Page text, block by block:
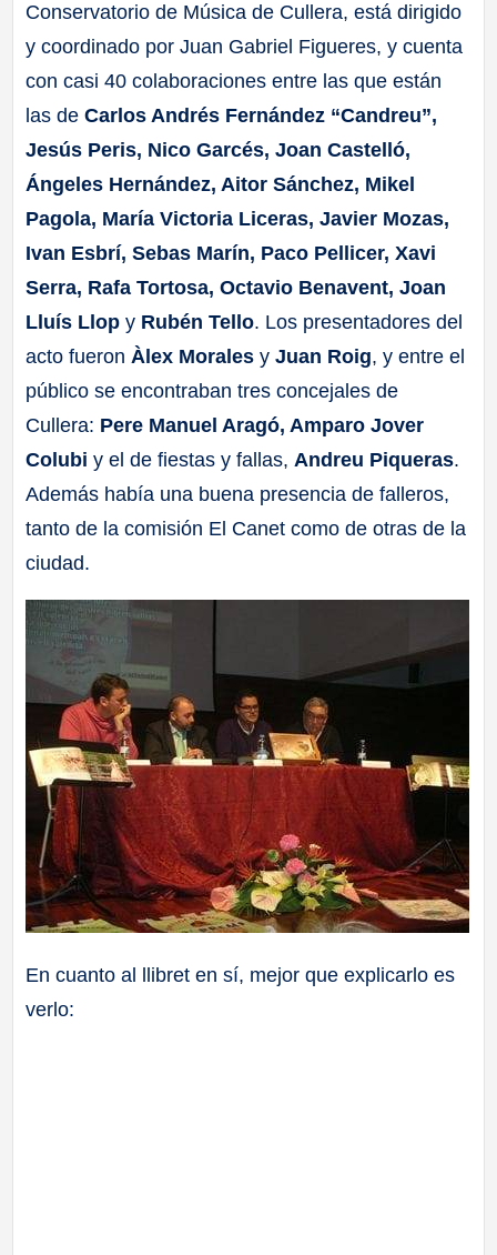
Conservatorio de Música de Cullera, está dirigido
y coordinado por Juan Gabriel Figueres, y cuenta
con casi 40 colaboraciones entre las que están
las de Carlos Andrés Fernández “Candreu”,
Jesús Peris, Nico Garcés, Joan Castelló,
Ángeles Hernández, Aitor Sánchez, Mikel
Pagola, María Victoria Liceras, Javier Mozas,
Ivan Esbrí, Sebas Marín, Paco Pellicer, Xavi
Serra, Rafa Tortosa, Octavio Benavent, Joan
Lluís Llop y Rubén Tello. Los presentadores del
acto fueronÀlex Morales yJuan Roig, y entre el
público se encontraban tres concejales de
Cullera: Pere Manuel Aragó, Amparo Jover
Colubi y el de fiestas y fallas,Andreu Piqueras.
Además había una buena presencia de falleros,
tanto de la comisión El Canet como de otras de la
ciudad.
En cuanto al llibret en sí, mejor que explicarlo es
verlo: